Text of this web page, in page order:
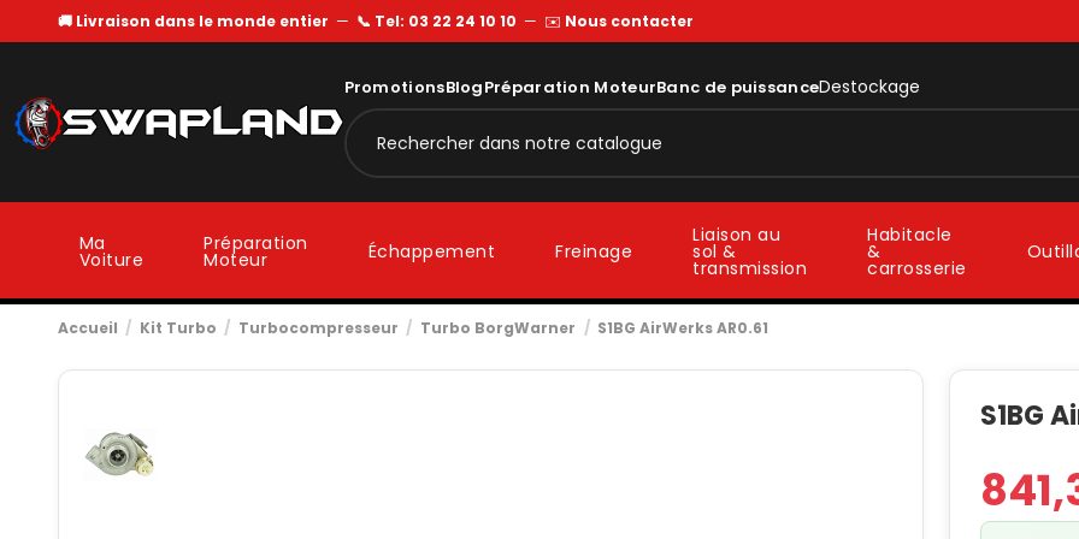
🚚 Livraison dans le monde entier — 📞 Tel: 03 22 24 10 10 — ✉️ Nous contacter
PromotionsBlogPréparation MoteurBanc de puissanceDestockage
Ma
Voiture
Préparation
Moteur Échappement Freinage
Liaison au
sol &
transmission
Habitacle
&
carrosserie
Accueil Kit Turbo Turbocompresseur Turbo BorgWarner S1BG AirWerks AR0.61
S1BG